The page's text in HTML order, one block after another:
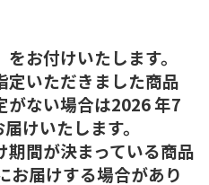
お付けいたします。
いただきました商品
がない場合は2026 年7
けいたします。
間が決まっている商品
お届けする場合があり